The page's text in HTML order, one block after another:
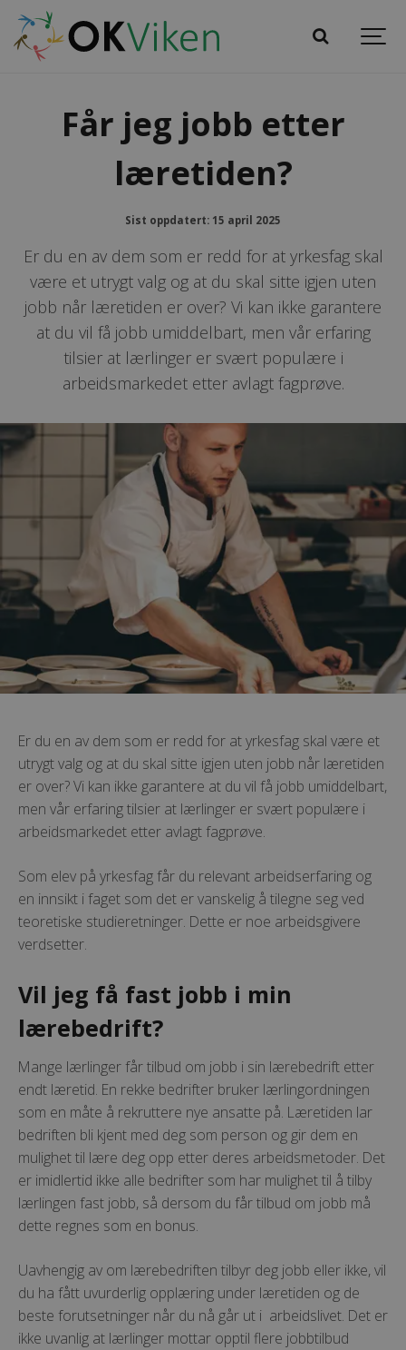
Får jeg jobb etter
læretiden?
Sist oppdatert: 15 april 2025
Er du en av dem som er redd for at yrkesfag skal
være et utrygt valg og at du skal sitte igjen uten
jobb når læretiden er over? Vi kan ikke garantere
at du vil få jobb umiddelbart, men vår erfaring
tilsier at lærlinger er svært populære i
arbeidsmarkedet etter avlagt fagprøve.
Er du en av dem som er redd for at yrkesfag skal være et
utrygt valg og at du skal sitte igjen uten jobb når læretiden
er over? Vi kan ikke garantere at du vil få jobb umiddelbart,
men vår erfaring tilsier at lærlinger er svært populære i
arbeidsmarkedet etter avlagt fagprøve.
Som elev på yrkesfag får du relevant arbeidserfaring og
en innsikt i faget som det er vanskelig å tilegne seg ved
teoretiske studieretninger. Dette er noe arbeidsgivere
verdsetter.
Vil jeg få fast jobb i min
lærebedrift?
Mange lærlinger får tilbud om jobb i sin lærebedrift etter
endt læretid. En rekke bedrifter bruker lærlingordningen
som en måte å rekruttere nye ansatte på. Læretiden lar
bedriften bli kjent med deg som person og gir dem en
mulighet til lære deg opp etter deres arbeidsmetoder. Det
er imidlertid ikke alle bedrifter som har mulighet til å tilby
lærlingen fast jobb, så dersom du får tilbud om jobb må
dette regnes som en bonus.
Uavhengig av om lærebedriften tilbyr deg jobb eller ikke, vil
du ha fått uvurderlig opplæring under læretiden og de
beste forutsetninger når du nå går ut i arbeidslivet. Det er
ikke uvanlig at lærlinger mottar opptil flere jobbtilbud